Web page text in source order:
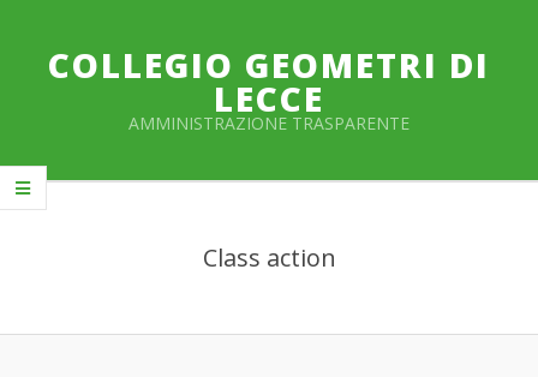
contenutoCOLLEGIO GEOMETRI DI
LECCE
AMMINISTRAZIONE TRASPARENTE
Menu
Class action